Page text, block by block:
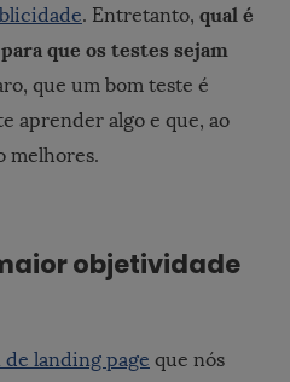
. Entretanto, qual é
que os testes sejam
que um bom teste é
aprender algo e que, ao
melhores.
objetividade
de landing page que nós